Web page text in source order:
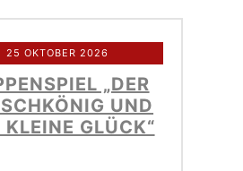
25 OKTOBER 2026
„DER
UND
KLEINE GLÜCK“